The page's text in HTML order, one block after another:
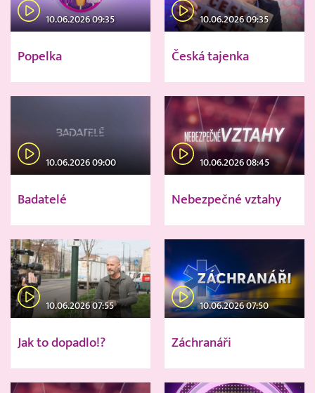
10.06.2026 09:35
Popelka
10.06.2026 09:35
Česká tajenka
10.06.2026 09:00
Badatelé
10.06.2026 08:45
Nebezpečné vztahy
10.06.2026 07:55
Jak to dopadlo!?
10.06.2026 07:50
Záchranáři